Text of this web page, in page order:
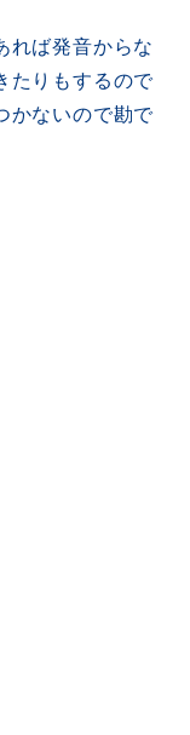
れば発音からな
たりもするので
かないので勘で